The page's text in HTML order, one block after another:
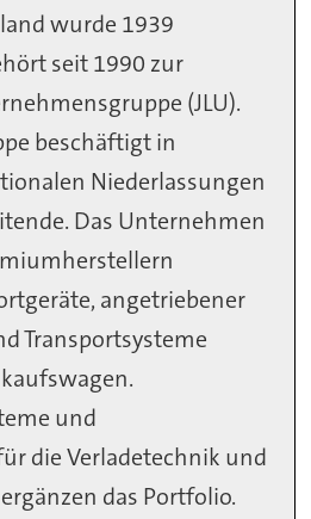
wurde 1939
seit 1990 zur
(JLU).
beschäftigt in
Niederlassungen
Das Unternehmen
angetriebener
Transportsysteme
und
die Verladetechnik und
das Portfolio.